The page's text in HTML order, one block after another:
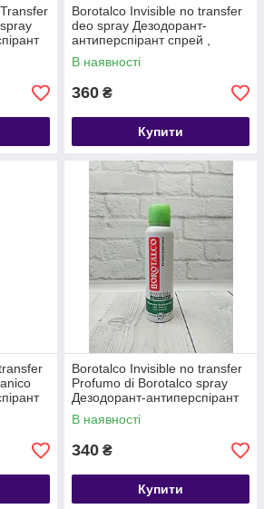
Borotalco Invisible no transfer
deo spray Дезодорант-
антиперспірант спрей ,
150мл, Італія
В наявності
360 ₴
Купити
Borotalco Invisible no transfer
Profumo di Borotalco spray
Дезодорант-антиперспірант
спрей , 150мл, Італія
В наявності
340 ₴
Купити